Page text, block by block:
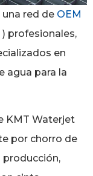
red de OEM
) profesionales,
en
agua para la
KMT Waterjet
por chorro de
producción,